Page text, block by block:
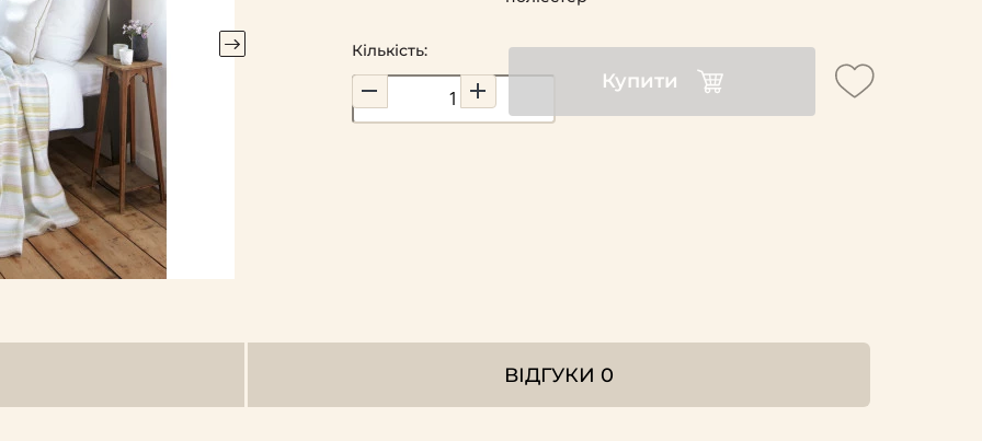
Кількість:
Купити
ВІДГУКИ 0